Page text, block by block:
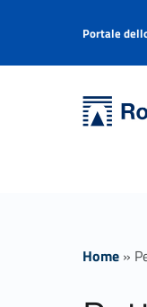
Dott.ssa LUDOVICA TOGNOLATTI - Università Roma Tre
Header info sidebar
Portale
Home »